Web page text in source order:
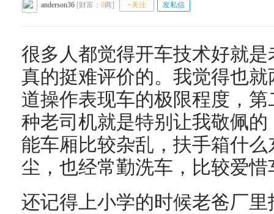
anderson36 [财富： 0两] +关注 发私信
很多人都觉得开车技术好就
真的挺难评价的。我觉得也
道操作表现车的极限程度，
种老司机就是特别让我敬佩
能车厢比较杂乱，扶手箱什
尘，也经常勤洗车，比较爱惜
还记得上小学的时候老爸厂